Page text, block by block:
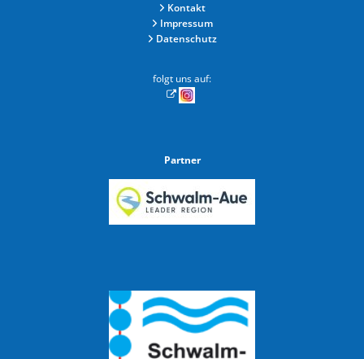
Kontakt
Impressum
Datenschutz
folgt uns auf:
Partner